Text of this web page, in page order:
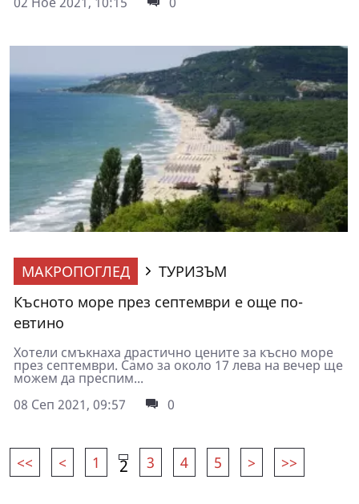
МАКРОПОГЛЕД
ТУРИЗЪМ
Късното море през септември е още по-
евтино
Хотели смъкнаха драстично цените за късно море
през септември. Само за около 17 лева на вечер ще
можем да преспим...
08 Сеп 2021, 09:57
0
<< < 1 2 3 4 5 > >>